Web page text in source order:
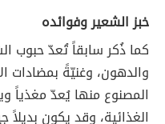
خبز الشعير وفوائده
كما ذُكر سابقاً تُعدّ حبوب
والدهون، وغنيّةً بمضادات
المصنوع منها يُعدّ مغذياً
الغذائية، وقد يكون